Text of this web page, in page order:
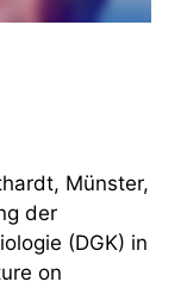
Münster,
der
(DGK) in
on